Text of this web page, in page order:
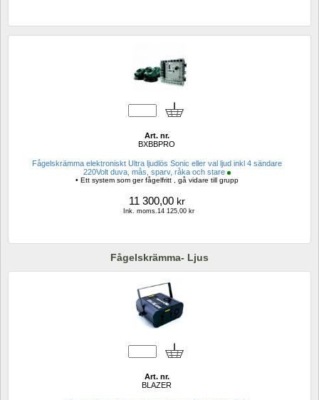
Art. nr.
BXBBPRO
Fågelskrämma elektroniskt Ultra ljudlös Sonic eller val ljud inkl 4 sändare
220Volt duva, mås, sparv, råka och stare
• Ett system som ger fågelfritt , gå vidare till grupp
11 300,00kr
Ink. moms.14 125,00 kr
Fågelskrämma- Ljus
Art. nr.
BLAZER